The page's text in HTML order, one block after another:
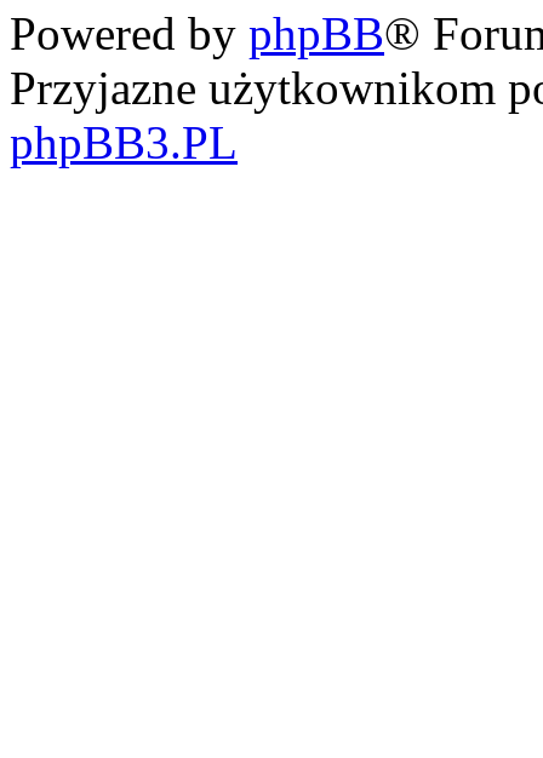
Powered by phpBB®
Przyjazne użytkownikom
phpBB3.PL